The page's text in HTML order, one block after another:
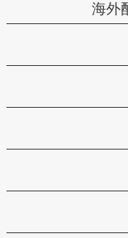
海外